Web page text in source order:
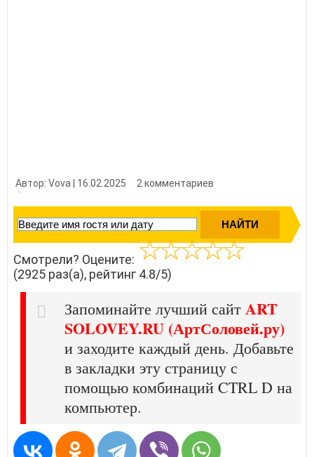
Автор: Vova | 16.02.2025
2 комментариев
Смотрели? Оцените:
(2925 раз(а), рейтинг 4.8/5)
Запоминайте лучший сайт ART
SOLOVEY.RU (АртСоловей.ру)
и заходите каждый день. Добавьте
в закладки эту страницу с
помощью комбинаций CTRL D на
компьютер.